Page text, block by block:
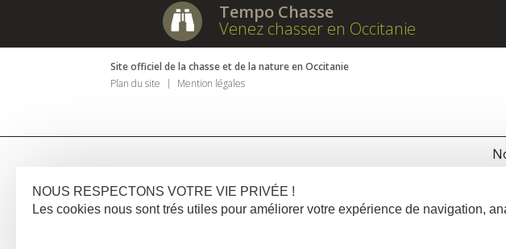
Tempo Chasse
Venez chasser en Occitanie
Site officiel de la chasse et de la nature en Occitanie
Plan du site
Mention légales
NOUS RESPECTONS VOTRE VIE PRIVÉE !
Les cookies nous sont trés utiles pour améliorer votre expérience de navigation,